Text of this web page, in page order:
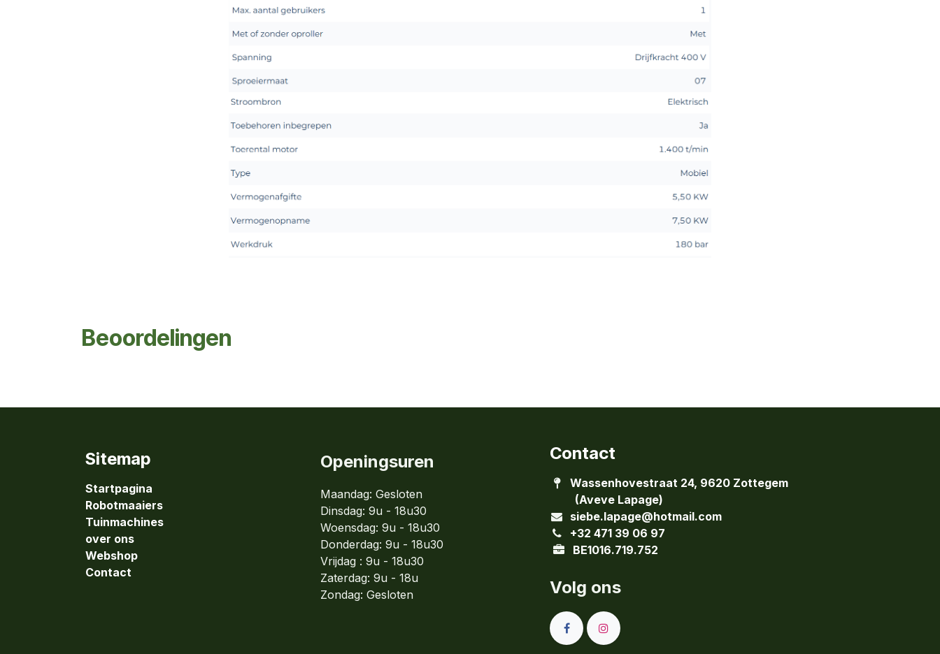
Beoordelingen
Sitemap
Startpagina
Robotmaaiers
Tuinmachines
over ons
Webshop
Contact
Contact
Wassenhovestraat 24, 9620 Zottegem
(Aveve Lapage)
siebe.lapage@hotmail.com
+32 471 39 06 97
BE1016.719.752
Volg ons
Openingsuren
Maandag: Gesloten
Dinsdag: 9u - 18u30
Woensdag: 9u - 18u30
Donderdag: 9u - 18u30
Vrijdag : 9u - 18u30
Zaterdag: 9u - 18u
Zondag: Gesloten